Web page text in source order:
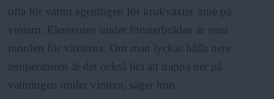
ofta för varmt egentligen för krukväxter inne på
vintern. Elementen under fönsterbrädan är rena
morden för växterna. Om man lyckas hålla nere
temperaturen är det också bra att trappa ner på
vattningen under vintern, säger hon.